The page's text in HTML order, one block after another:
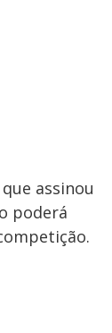
assinou
poderá